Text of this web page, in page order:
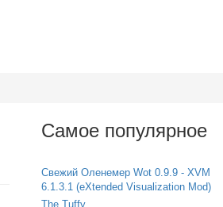
Самое популярное
Свежий Оленемер Wot 0.9.9 - XVM
6.1.3.1 (eXtended Visualization Mod)
The Tuffy